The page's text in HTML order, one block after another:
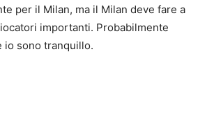
per il Milan, ma il Milan deve fare a
importanti. Probabilmente
io sono tranquillo.